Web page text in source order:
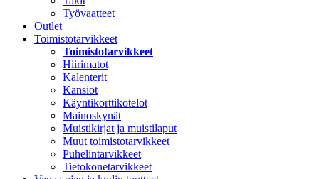
Työvaatteet
Outlet
Toimistotarvikkeet
Toimistotarvikkeet
Hiirimatot
Kalenterit
Kansiot
Käyntikorttikotelot
Mainoskynät
Muistikirjat ja muistilaput
Muut toimistotarvikkeet
Puhelintarvikkeet
Tietokonetarvikkeet